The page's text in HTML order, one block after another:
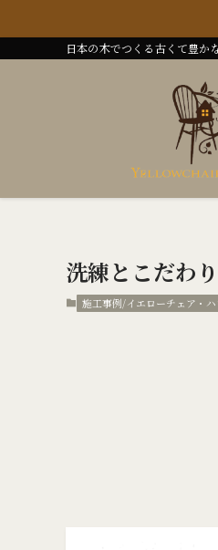
日本の木でつくる古くて豊
洗練とこだわ
施工事例/イエローチェア・ハ